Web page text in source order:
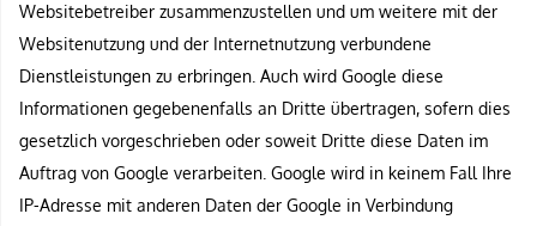
Websitebetreiber zusammenzustellen und um weitere mit der
Websitenutzung und der Internetnutzung verbundene
Dienstleistungen zu erbringen. Auch wird Google diese
Informationen gegebenenfalls an Dritte übertragen, sofern dies
gesetzlich vorgeschrieben oder soweit Dritte diese Daten im
Auftrag von Google verarbeiten. Google wird in keinem Fall Ihre
IP-Adresse mit anderen Daten der Google in Verbindung